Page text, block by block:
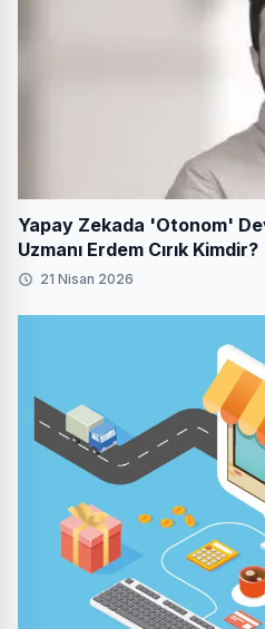
Yapay Zekada 'Otonom'
Uzmanı Erdem Cırık Kimdir?
21 Nisan 2026